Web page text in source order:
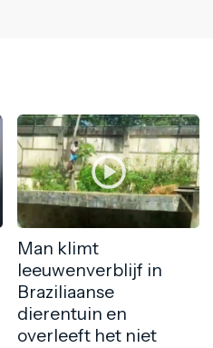
Man klimt
leeuwenverblijf in
Braziliaanse
dierentuin en
overleeft het niet